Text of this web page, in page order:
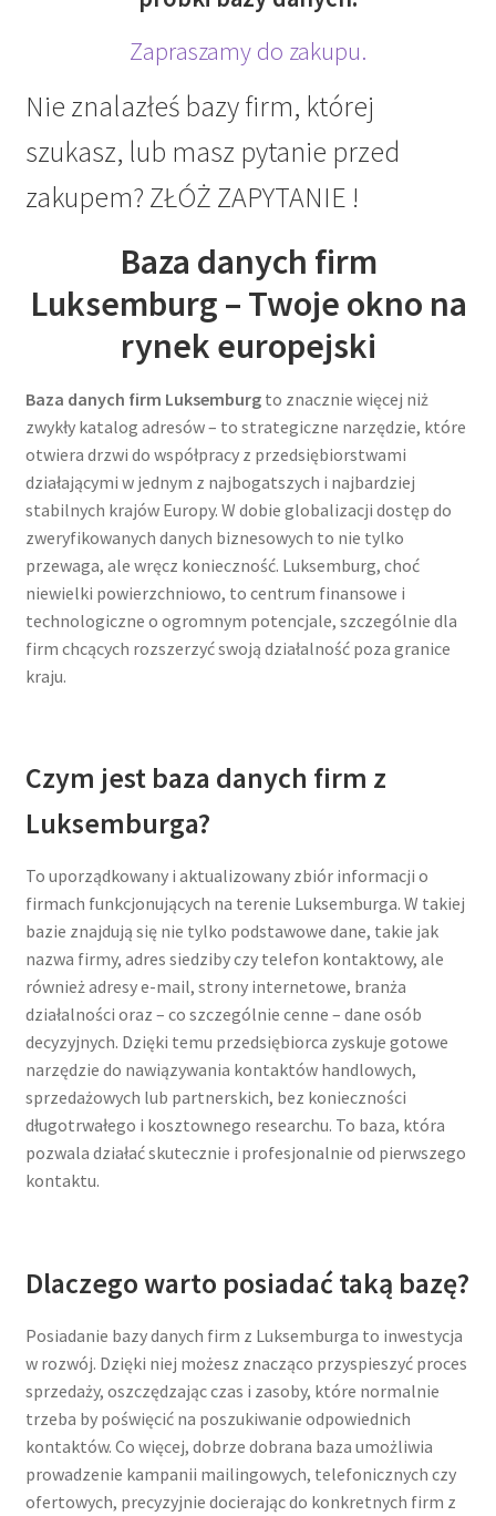
Zapraszamy do zakupu.
Nie znalazłeś bazy firm, której
szukasz, lub masz pytanie przed
zakupem? ZŁÓŻ ZAPYTANIE !
Baza danych firm
Luksemburg – Twoje okno na
rynek europejski
Baza danych firm Luksemburgto znacznie więcej niż
zwykły katalog adresów – to strategiczne narzędzie, które
otwiera drzwi do współpracy z przedsiębiorstwami
działającymi w jednym z najbogatszych i najbardziej
stabilnych krajów Europy. W dobie globalizacji dostęp do
zweryfikowanych danych biznesowych to nie tylko
przewaga, ale wręcz konieczność. Luksemburg, choć
niewielki powierzchniowo, to centrum finansowe i
technologiczne o ogromnym potencjale, szczególnie dla
firm chcących rozszerzyć swoją działalność poza granice
kraju.
Czym jest baza danych firm z
Luksemburga?
To uporządkowany i aktualizowany zbiór informacji o
firmach funkcjonujących na terenie Luksemburga. W takiej
bazie znajdują się nie tylko podstawowe dane, takie jak
nazwa firmy, adres siedziby czy telefon kontaktowy, ale
również adresy e-mail, strony internetowe, branża
działalności oraz – co szczególnie cenne – dane osób
decyzyjnych. Dzięki temu przedsiębiorca zyskuje gotowe
narzędzie do nawiązywania kontaktów handlowych,
sprzedażowych lub partnerskich, bez konieczności
długotrwałego i kosztownego researchu. To baza, która
pozwala działać skutecznie i profesjonalnie od pierwszego
kontaktu.
Dlaczego warto posiadać taką bazę?
Posiadanie bazy danych firm z Luksemburga to inwestycja
w rozwój. Dzięki niej możesz znacząco przyspieszyć proces
sprzedaży, oszczędzając czas i zasoby, które normalnie
trzeba by poświęcić na poszukiwanie odpowiednich
kontaktów. Co więcej, dobrze dobrana baza umożliwia
prowadzenie kampanii mailingowych, telefonicznych czy
ofertowych, precyzyjnie docierając do konkretnych firm z